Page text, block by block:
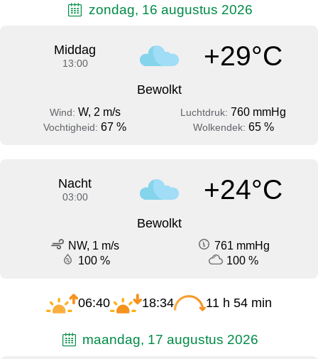
zondag, 16 augustus 2026
Middag
13:00 +29°C
Bewolkt
Wind: W, 2 m/s Luchtdruk: 760 mmHg
Vochtigheid: 67 % Wolkendek: 65 %
Nacht
03:00 +24°C
Bewolkt
NW, 1 m/s
761 mmHg
100 %
100 %
06:40 18:34 11 h 54 min
maandag, 17 augustus 2026